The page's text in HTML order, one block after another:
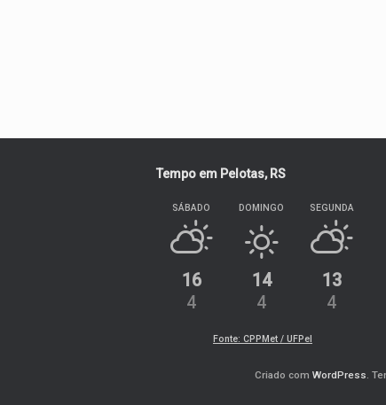
Tempo em Pelotas, RS
SÁBADO
16
4
DOMINGO
14
4
SEGUNDA
13
4
Fonte: CPPMet / UFPel
Criado com WordPress.